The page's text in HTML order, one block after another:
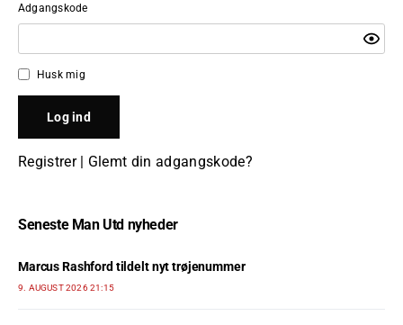
Adgangskode
Husk mig
Registrer| Glemt din adgangskode?
Seneste Man Utd nyheder
Marcus Rashford tildelt nyt trøjenummer
9. AUGUST 2026 21:15